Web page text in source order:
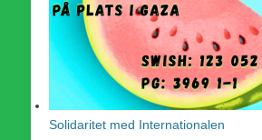
Solidaritet med Internationalen